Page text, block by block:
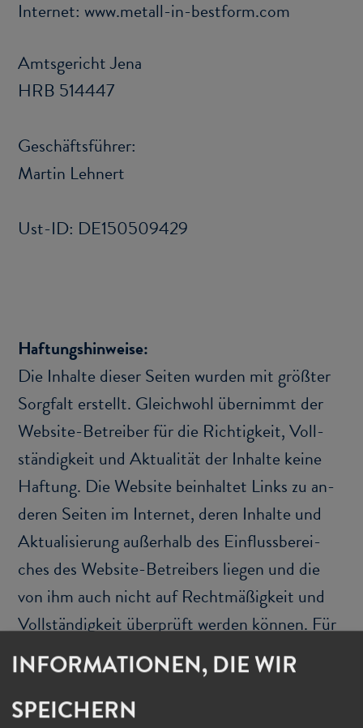
In­ter­net: www.metall-​in-bestform.com
Amts­ge­richt Jena
HRB 514447
Ge­schäfts­füh­rer:
Mar­tin Leh­nert
Ust-​ID: DE150509429
Haf­tungs­hin­wei­se:
Die In­hal­te die­ser Sei­ten wur­den mit größ­ter
Sorg­falt er­stellt. Gleich­wohl über­nimmt der
Website-​Betreiber für die Rich­tig­keit, Voll­
stän­dig­keit und Ak­tua­li­tät der In­hal­te keine
Haf­tung. Die Web­site be­inhal­tet Links zu an­
de­ren Sei­ten im In­ter­net, deren In­hal­te und
Ak­tua­li­sie­rung au­ßer­halb des Ein­fluss­be­rei­
ches des Website-​Betreibers lie­gen und die
von ihm auch nicht auf Recht­mä­ßig­keit und
Voll­stän­dig­keit über­prüft wer­den kön­nen. Für
die In­hal­te der ver­link­ten Sei­ten ist viel­mehr
der je­wei­li­ge An­bie­ter oder Be­trei­ber selbst
ver­ant­wort­lich. Eine Haf­tung hier­für
INFORMATIONEN, DIE WIR
SPEICHERN